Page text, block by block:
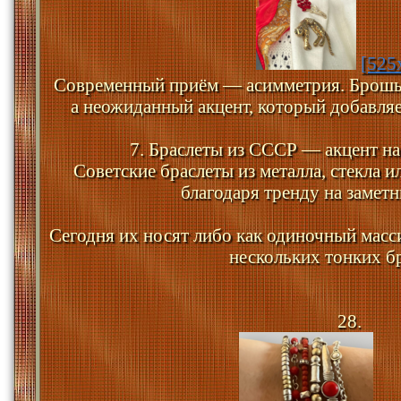
Современный приём — асимметрия.
а неожиданный акцент, который
7. Браслеты из СССР — акцент
Советские браслеты из металла, стекла
благодаря тренду на
Сегодня их носят либо как одиночный
нескольких тонких
28.